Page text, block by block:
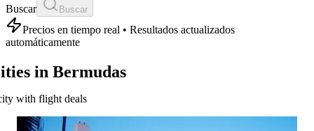
Buscar
Buscar
Precios en tiempo real • Resultados actualizados
automáticamente
in Bermudas
with flight deals